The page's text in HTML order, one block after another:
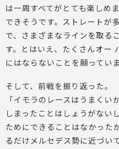
は一周すべてがとても楽しめ
できそうです。ストレートが
で、さまざまなラインを取る
す。とはいえ、たくさんオー
にはならないことを願ってい
そして、前戦を振り返った。
「イモラのレースはうまくい
しまったことはしょうがない
ためにできることはなかった
るだけメルセデス勢に近づい